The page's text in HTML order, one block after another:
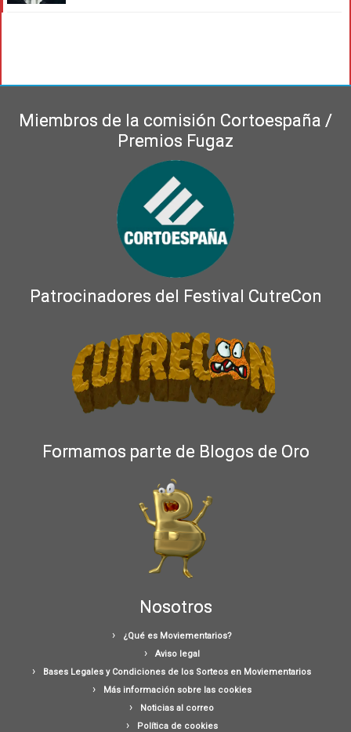
Miembros de la comisión Cortoespaña /
Premios Fugaz
Patrocinadores del Festival CutreCon
Formamos parte de Blogos de Oro
Nosotros
¿Qué es Moviementarios?
Aviso legal
Bases Legales y Condiciones de los Sorteos en Moviementarios
Más información sobre las cookies
Noticias al correo
Política de cookies